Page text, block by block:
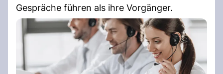
Gespräche führen als ihre Vorgänger.